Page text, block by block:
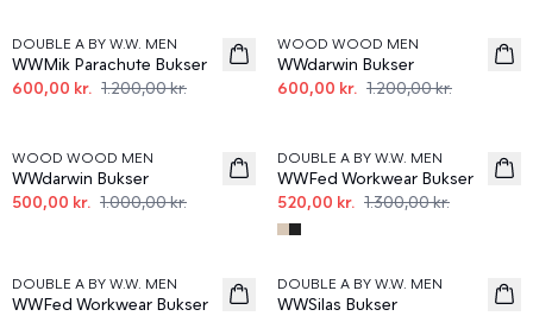
DOUBLE A BY W.W. MEN
WWMik Parachute Bukser
600,00 kr. 1.200,00 kr.
WOOD WOOD MEN
WWdarwin Bukser
600,00 kr. 1.200,00 kr.
WOOD WOOD MEN
WWdarwin Bukser
500,00 kr. 1.000,00 kr.
DOUBLE A BY W.W. MEN
WWFed Workwear Bukser
520,00 kr. 1.300,00 kr.
DOUBLE A BY W.W. MEN
WWFed Workwear Bukser
DOUBLE A BY W.W. MEN
WWSilas Bukser